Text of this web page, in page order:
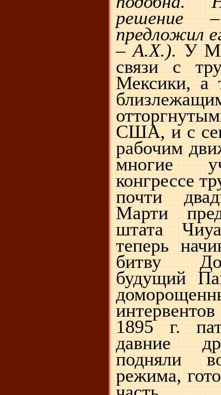
предложил
– А.Х.). У
связи с
Мексики, а
США, и с
рабочим
многие
конгрессе
почти
Марти
штата
теперь
битву
будущий
1895 г.
давние
подняли
режима,